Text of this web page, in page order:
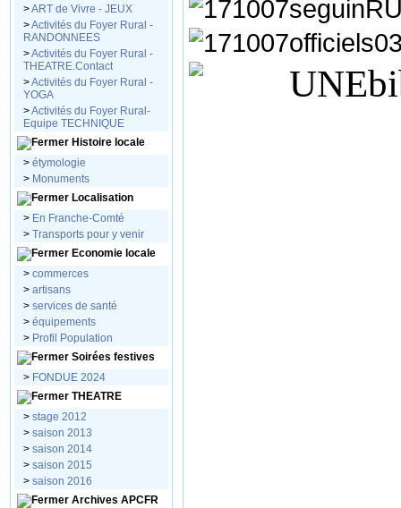
>ART de Vivre - JEUX
>Activités du Foyer Rural -
RANDONNEES
>Activités du Foyer Rural -
THEATRE.Contact
>Activités du Foyer Rural -
YOGA
>Activités du Foyer Rural-
Equipe TECHNIQUE
Histoire locale
> étymologie
> Monuments
Localisation
> En Franche-Comté
> Transports pour y venir
Economie locale
> commerces
> artisans
> services de santé
> équipements
> Profil Population
Soirées festives
> FONDUE 2024
THEATRE
> stage 2012
> saison 2013
> saison 2014
> saison 2015
> saison 2016
Archives APCFR